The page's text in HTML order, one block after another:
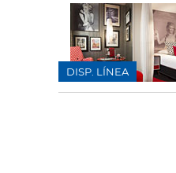
DISP. LÍNEA